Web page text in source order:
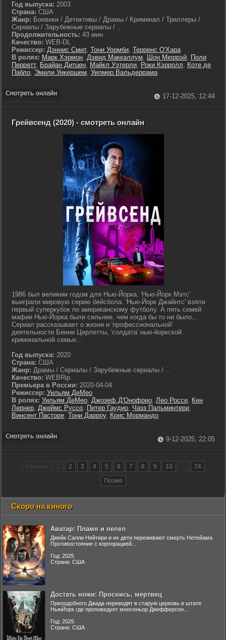
Год выпуска: 2003
Страна: США
Жанр: Боевики / Детективы / Драмы / Криминал / Триллеры /
Сериалы / Зарубежные сериалы / ..
Продолжительность: 43 мин.
Качество: WEB-DL
Режиссер: Дэннис Смит, Тони Уормби, Терренс О'Хара
В ролях: Марк Хэрмон, Дэвид Маккаллум, Шон Мюррэй, Поли
Перретт, Брайан Дитцен, Майкл Уэтерли, Роки Кэрролл, Коте де
Пабло, Эмили Уикершем, Уилмер Вальдеррама
17-12-2025, 12:44
Грейвсенд (2020) - смотреть онлайн
1986 был великим годом для Нью-Йорка. 'Нью-Йорк Мэтс'
выиграли мировую серию бейсбола. 'Нью-Йорк Джайнтс' взяли
первый суперкубок по американскому футболу. А пять семей
мафии Нью-Йорка были сильнее, чем когда бы то ни было...
Сериал рассказывает о жизни и 'профессиональной'
деятельности Бенни Церлетты, 'солдата' нью-йоркской
криминальной семьи...
Год выпуска: 2020
Страна: США
Жанр: Драмы / Сериалы / Зарубежные сериалы / ..
Качество: WEBRip
Премьера в России: 2020-04-04
Режиссер: Уильям ДеМео
В ролях: Уильям ДеМео, Джозеф Д'Онофрио, Лео Росси, Кен
Лернер, Джеймс Руссо, Питер Гаудио, Чазз Пальминтери,
Винсент Пасторе, Тони Дарроу, Крис Мормандо
9-12-2025, 22:05
Раньше 2 3 4 5 6 7 8 9 10 ...
74
Позже
Скоро на киного
Аватар: Пламя и пепел
Джейк Салли Нейтири и их дети переживают смерть Нетейама
Противостояние с корпорацией...
Год: 2025
Страна: США
Достать ножи: Проснись, мертвец
Преподобного Джада переводят в старую церковь в штате
НьюЙорк где проповедует монсеньор Джефферсон...
Год: 2025
Страна: США